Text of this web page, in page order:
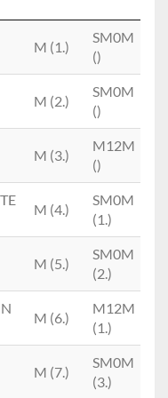
Cat.
M (1.)
SM0M
()
M (2.)
SM0M
()
M (3.)
M12M
()
M (4.)
SM0M
(1.)
M (5.)
SM0M
(2.)
M (6.)
M12M
(1.)
M (7.)
SM0M
(3.)